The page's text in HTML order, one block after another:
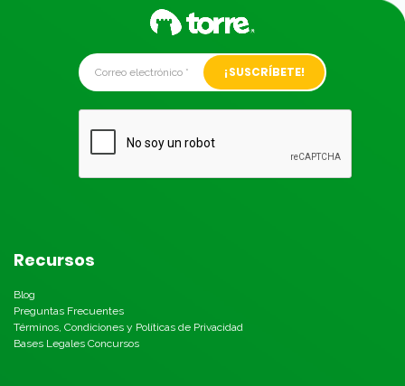
Alternative:
Recursos
Blog
Preguntas Frecuentes
Términos, Condiciones y Políticas de Privacidad
Bases Legales Concursos